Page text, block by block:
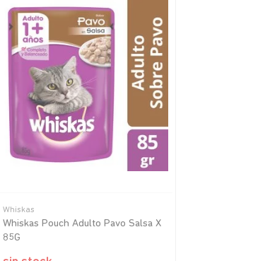
Whiskas
Whiskas Pouch Adulto Pavo Salsa X
85G